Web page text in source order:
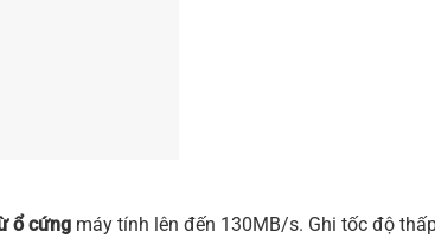
ổ cứngmáy tính lên đến 130MB/s. Ghi tốc độ